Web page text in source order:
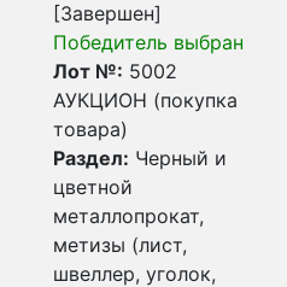
[Завершен]
Победитель выбран
Лот №: 5002
АУКЦИОН (покупка
товара)
Раздел: Черный и
цветной
металлопрокат,
метизы (лист,
швеллер, уголок,